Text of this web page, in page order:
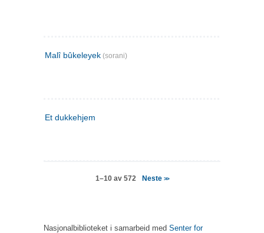
Malî bûkeleyek (sorani)
Et dukkehjem
1–10 av 572 Neste >>
Nasjonalbiblioteket i samarbeid med Senter for